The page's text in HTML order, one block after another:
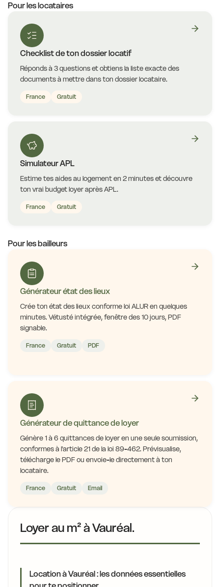
Pour les locataires
Checklist de ton dossier locatif
Réponds à 3 questions et obtiens la liste exacte des
documents à mettre dans ton dossier locataire.
France Gratuit
Simulateur APL
Estime tes aides au logement en 2 minutes et découvre
ton vrai budget loyer après APL.
France Gratuit
Pour les bailleurs
Générateur état des lieux
Crée ton état des lieux conforme loi ALUR en quelques
minutes. Vétusté intégrée, fenêtre des 10 jours, PDF
signable.
France Gratuit PDF
Générateur de quittance de loyer
Génère 1 à 6 quittances de loyer en une seule soumission,
conformes à l'article 21 de la loi 89-462. Prévisualise,
télécharge le PDF ou envoie-le directement à ton
locataire.
France Gratuit Email
Loyer au m² à Vauréal.
Location à Vauréal : les données essentielles